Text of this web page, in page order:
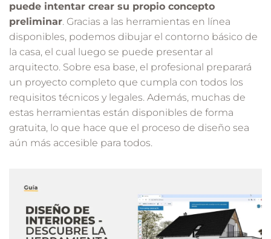
puede intentar crear su propio concepto
preliminar. Gracias a las herramientas en línea
disponibles, podemos dibujar el contorno básico de
la casa, el cual luego se puede presentar al
arquitecto. Sobre esa base, el profesional preparará
un proyecto completo que cumpla con todos los
requisitos técnicos y legales. Además, muchas de
estas herramientas están disponibles de forma
gratuita, lo que hace que el proceso de diseño sea
aún más accesible para todos.